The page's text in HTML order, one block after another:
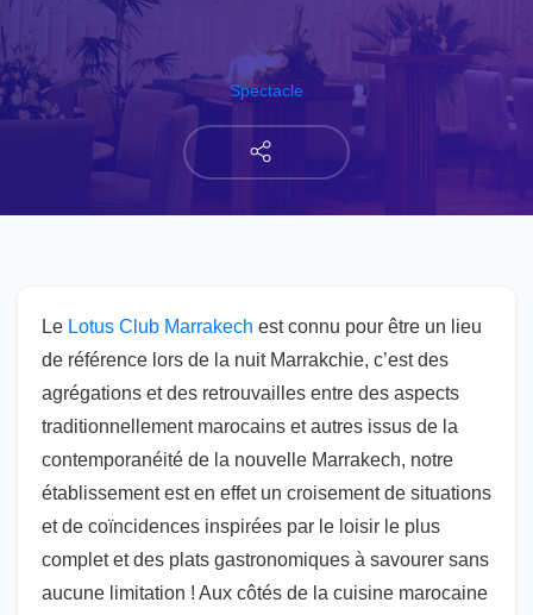
Spectacle
Le Lotus Club Marrakech est connu pour être un lieu
de référence lors de la nuit Marrakchie, c’est des
agrégations et des retrouvailles entre des aspects
traditionnellement marocains et autres issus de la
contemporanéité de la nouvelle Marrakech, notre
établissement est en effet un croisement de situations
et de coïncidences inspirées par le loisir le plus
complet et des plats gastronomiques à savourer sans
aucune limitation ! Aux côtés de la cuisine marocaine